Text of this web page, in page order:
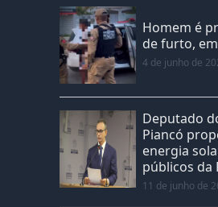
Homem é
de furto,
4 de junho de
Deputado
Piancó
energia
públicos da
11 de junho de